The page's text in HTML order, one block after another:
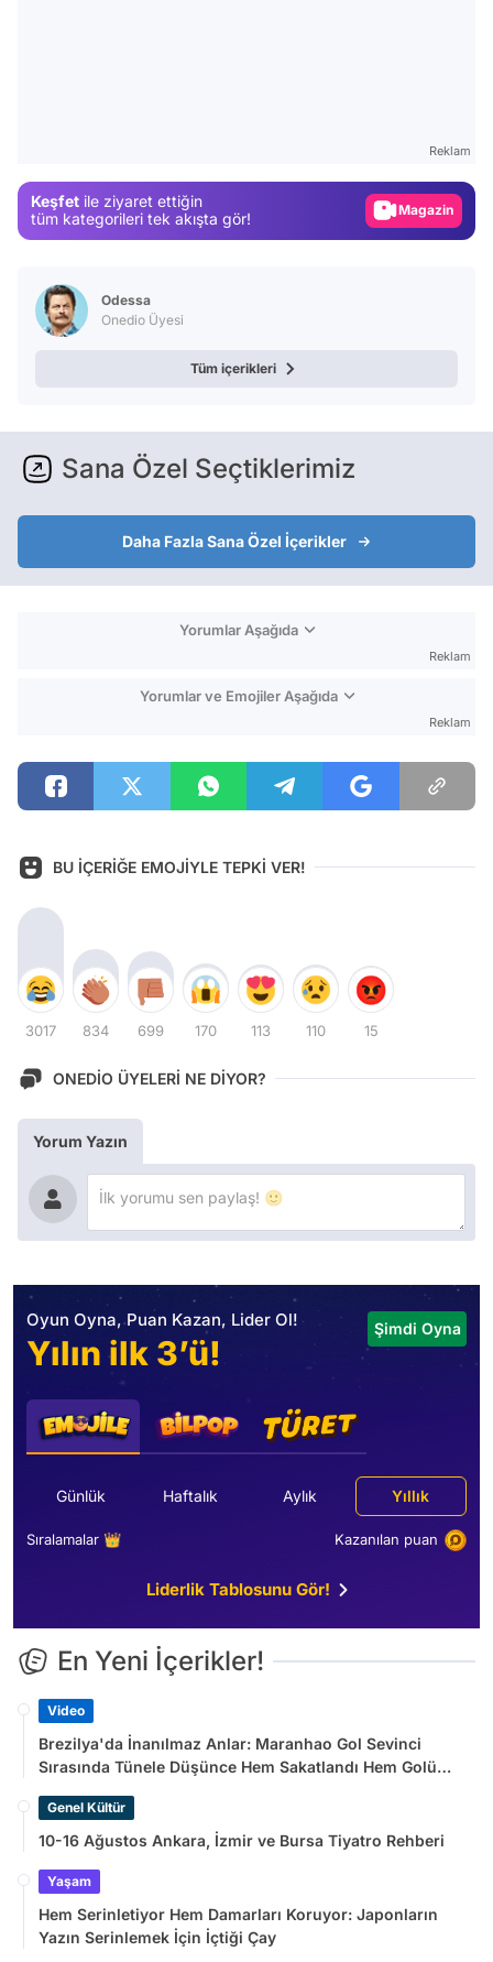
Reklam
Keşfet ile ziyaret ettiğin
tüm kategorileri tek akışta gör!
Video
Odessa
Onedio Üyesi
Tüm içerikleri
Sana Özel Seçtiklerimiz
Daha Fazla Sana Özel İçerikler
Yorumlar Aşağıda
Reklam
Yorumlar ve Emojiler Aşağıda
Reklam
BU İÇERİĞE EMOJİYLE TEPKİ VER!
3017 834 699 170 113 110 15
ONEDİO ÜYELERİ NE DİYOR?
Yorum Yazın
Oyun Oyna, Puan Kazan, Lider Ol!
Yılın ilk 3’ü!
Şimdi Oyna
Günlük Haftalık Aylık Yıllık
Sıralamalar 👑 Kazanılan puan
Liderlik Tablosunu Gör!
En Yeni İçerikler!
Video
Brezilya'da İnanılmaz Anlar: Maranhao Gol Sevinci
Sırasında Tünele Düşünce Hem Sakatlandı Hem Golü
Genel Kültür
10-16 Ağustos Ankara, İzmir ve Bursa Tiyatro Rehberi
Yaşam
Hem Serinletiyor Hem Damarları Koruyor: Japonların
Yazın Serinlemek İçin İçtiği Çay